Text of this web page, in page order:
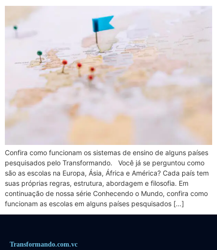
Confira como funcionam os sistemas de ensino de alguns países
pesquisados pelo Transformando. Você já se perguntou como
são as escolas na Europa, Ásia, África e América? Cada país tem
suas próprias regras, estrutura, abordagem e filosofia. Em
continuação de nossa série Conhecendo o Mundo, confira como
funcionam as escolas em alguns países pesquisados […]
Transformando.com.vc